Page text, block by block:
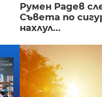
Румен Радев
Съвета по
нахлул...